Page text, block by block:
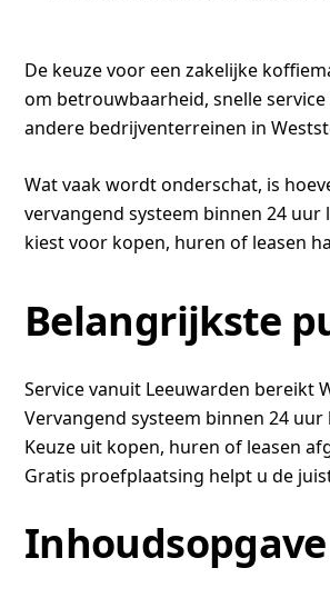
De keuze voor een zakelijke
om betrouwbaarheid, snelle
andere bedrijventerreinen in
Wat vaak wordt onderschat, is
vervangend systeem binnen 24
kiest voor kopen, huren of leasen
Belangrijkste
Service vanuit Leeuwarden bereikt
Vervangend systeem binnen 24
Keuze uit kopen, huren of leasen
Gratis proefplaatsing helpt u de
Inhoudsopgave